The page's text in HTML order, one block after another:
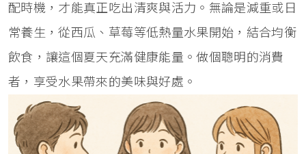
配時機，才能真正吃出清爽與活力。無論是減重或日
常養生，從西瓜、草莓等低熱量水果開始，結合均衡
飲食，讓這個夏天充滿健康能量。做個聰明的消費
者，享受水果帶來的美味與好處。